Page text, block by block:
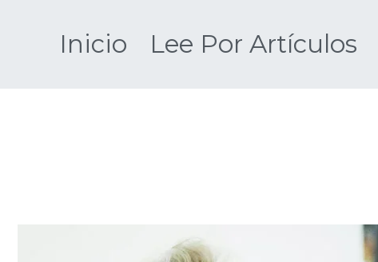
Inicio Lee Por Artículos